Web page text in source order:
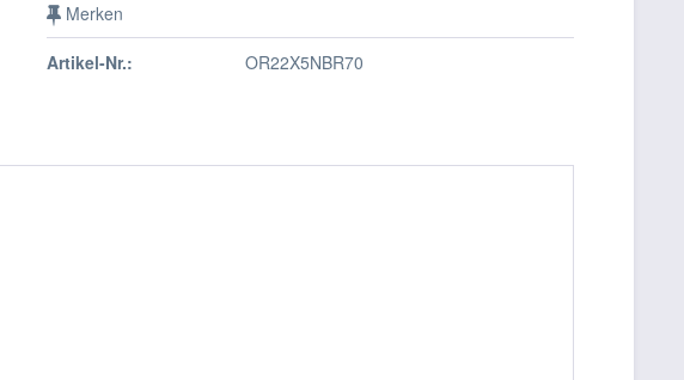
Merken
Artikel-Nr.: OR22X5NBR70